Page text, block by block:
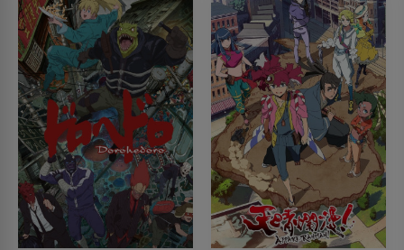
10
Ein herrlicher Anblick
Die Gruppe kommt an eine tiefe Schlucht, die mit Flugmagie
nicht überquert werden kann.